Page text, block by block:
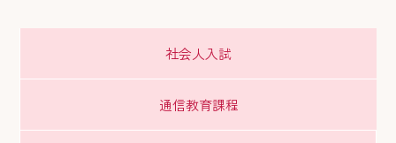
社会人入試
通信教育課程